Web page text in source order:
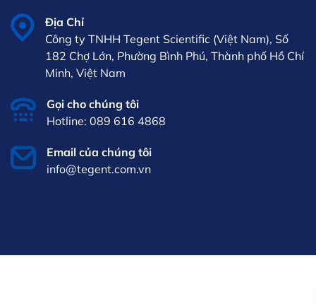
089 616
Địa Chỉ
Công ty TNHH Tegent Scientific (Việt Nam), Số
182 Chợ Lớn, Phường Bình Phú, Thành phố Hồ Chí
Minh, Việt Nam
Gọi cho chúng tôi
Hotline: 089 616 4868
Email của chúng tôi
info@tegent.com.vn